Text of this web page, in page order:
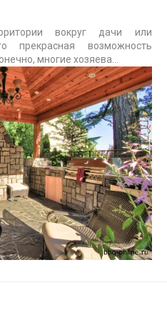
вокруг дачи или
возможность
многие хозяева...